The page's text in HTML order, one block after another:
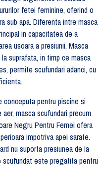
fetei feminine, oferind o
sub apa. Diferenta intre masca
in capacitatea de a
usoara a presiunii. Masca
suprafata, in timp ce masca
permite scufundari adanci, cu
conceputa pentru piscine si
masca scufundari precum
Negru Pentru Femei ofera
impotriva apei sarate.
nu suporta presiunea de la
scufundat este pregatita pentru